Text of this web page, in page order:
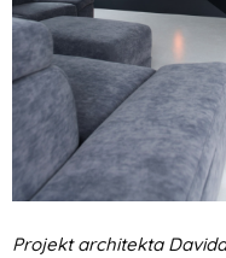
Projekt architekta